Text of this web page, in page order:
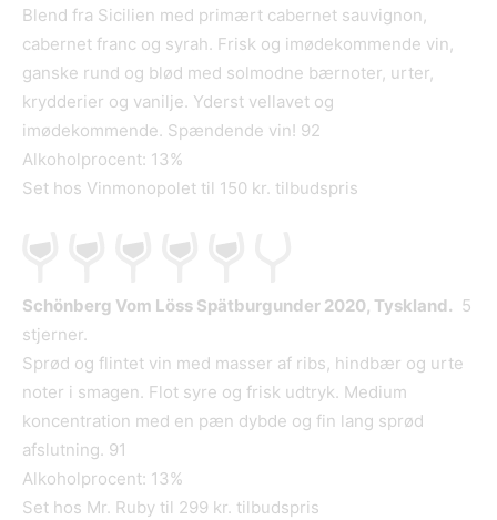
Blend fra Sicilien med primært cabernet sauvignon,
cabernet franc og syrah. Frisk og imødekommende vin,
ganske rund og blød med solmodne bærnoter, urter,
krydderier og vanilje. Yderst vellavet og
imødekommende. Spændende vin! 92
Alkoholprocent: 13%
Set hos Vinmonopolet til 150 kr. tilbudspris
Schönberg Vom Löss Spätburgunder 2020, Tyskland. 5
stjerner.
Sprød og flintet vin med masser af ribs, hindbær og urte
noter i smagen. Flot syre og frisk udtryk. Medium
koncentration med en pæn dybde og fin lang sprød
afslutning. 91
Alkoholprocent: 13%
Set hos Mr. Ruby til 299 kr. tilbudspris